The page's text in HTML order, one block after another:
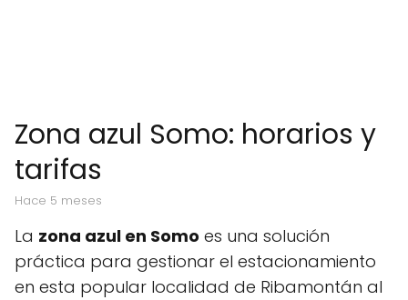
Zona azul Somo: horarios y
tarifas
hace 5 meses
La zona azul en Somo es una solución
práctica para gestionar el estacionamiento
en esta popular localidad de Ribamontán al